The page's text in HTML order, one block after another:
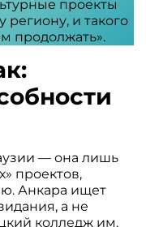
проекты
и такого
продолжать».
— она лишь
проектов,
Анкара ищет
а не
колледж им.